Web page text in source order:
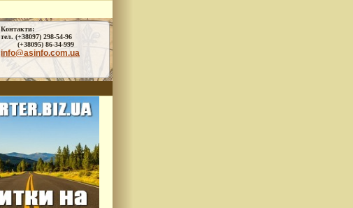
Контакти:
тел. (+38097) 298-54-96
(+38095) 86-34-999
info@asinfo.com.ua